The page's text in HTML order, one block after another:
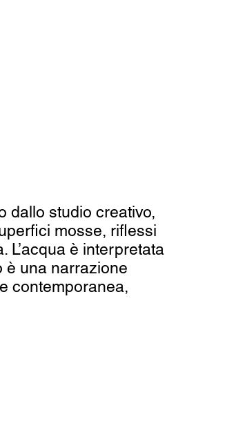
dallo studio creativo,
mosse, riflessi
L’acqua è interpretata
è una narrazione
contemporanea,